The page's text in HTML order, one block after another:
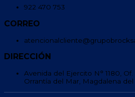
922 470 753
CORREO
DIRECCIÓN
Avenida del Ejercito N° 1180,
Orrantía del Mar, Magdalena